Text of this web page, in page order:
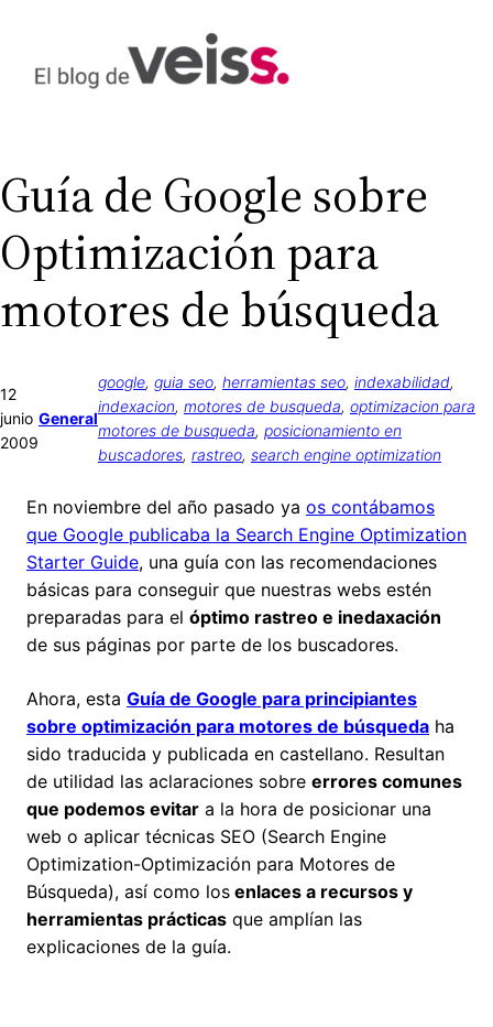
contenido
Guía de Google sobre
Optimización para
motores de búsqueda
12
junio
2009
General
google, guia seo, herramientas seo, indexabilidad
indexacion, motores de busqueda, optimizacion para
motores de busqueda, posicionamiento en
buscadores, rastreo, search engine optimization
En noviembre del año pasado ya os contábamos
que Google publicaba la Search Engine Optimization
Starter Guide, una guía con las recomendaciones
básicas para conseguir que nuestras webs estén
preparadas para el óptimo rastreo e inedaxación
de sus páginas por parte de los buscadores.
Ahora, esta Guía de Google para principiantes
sobre optimización para motores de búsqueda ha
sido traducida y publicada en castellano. Resultan
de utilidad las aclaraciones sobre errores comunes
que podemos evitar a la hora de posicionar una
web o aplicar técnicas SEO (Search Engine
Optimization-Optimización para Motores de
Búsqueda), así como los enlaces a recursos y
herramientas prácticas que amplían las
explicaciones de la guía.